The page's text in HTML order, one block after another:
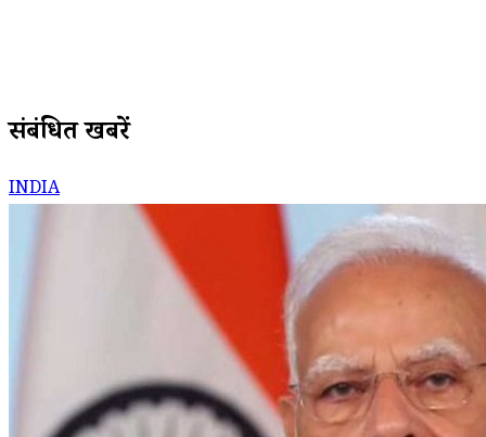
संबंधित खबरें
INDIA